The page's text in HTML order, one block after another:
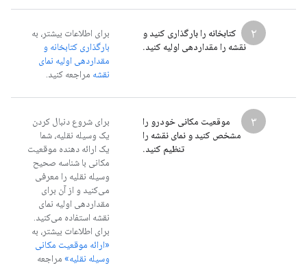
۲
کتابخانه را بارگذاری کنید و
نقشه را مقداردهی اولیه کنید.
برای اطلاعات بیشتر، به
بارگذاری کتابخانه و
مقداردهی اولیه نمای
نقشه مراجعه کنید.
۳
موقعیت مکانی خودرو را
مشخص کنید و نمای نقشه را
تنظیم کنید.
برای شروع دنبال کردن
یک وسیله نقلیه، شما
یک ارائه دهنده موقعیت
مکانی با شناسه صحیح
وسیله نقلیه را معرفی
می‌کنید و از آن برای
مقداردهی اولیه نمای
نقشه استفاده می‌کنید.
برای اطلاعات بیشتر، به
«ارائه موقعیت مکانی
وسیله نقلیه» مراجعه